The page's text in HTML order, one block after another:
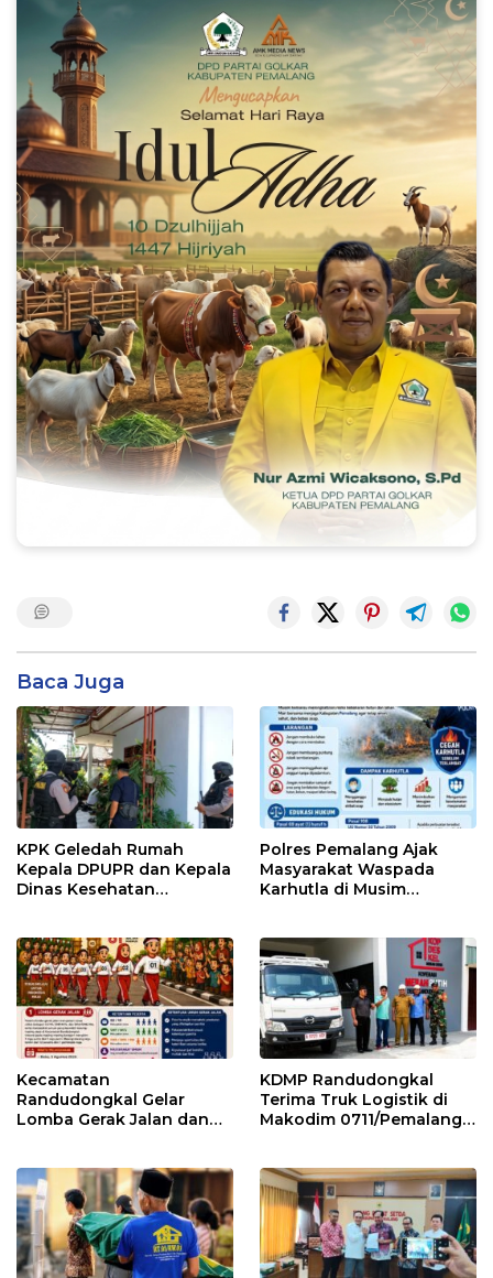
Baca Juga
KPK Geledah Rumah
Kepala DPUPR dan Kepala
Dinas Kesehatan
Polres Pemalang Ajak
Masyarakat Waspada
Karhutla di Musim
Kecamatan
Randudongkal Gelar
Lomba Gerak Jalan dan
KDMP Randudongkal
Terima Truk Logistik di
Makodim 0711/Pemalang